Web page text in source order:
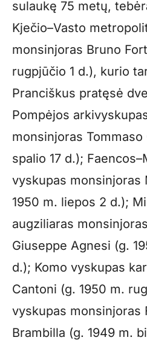
sulaukę 75 metų,
Kječio–Vasto
monsinjoras Bruno
rugpjūčio 1 d.), kurio
Pranciškus pratęsė
Pompėjos
monsinjoras
spalio 17 d.);
vyskupas monsinjoras
1950 m. liepos 2 d.);
augziliaras
Giuseppe Agnesi (g.
d.); Komo vyskupas
Cantoni (g. 1950 m.
vyskupas monsinjoras
Brambilla (g. 1949 m.